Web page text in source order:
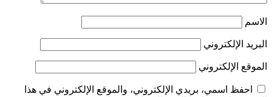
الإلكتروني
الإلكتروني
احفظ اسمي، بريدي الإلكتروني، والموقع الإلكتروني في هذا